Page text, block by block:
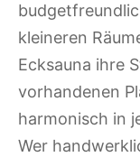
kleineren
Ecksauna ihre
vorhandenen
harmonisch in
Wer